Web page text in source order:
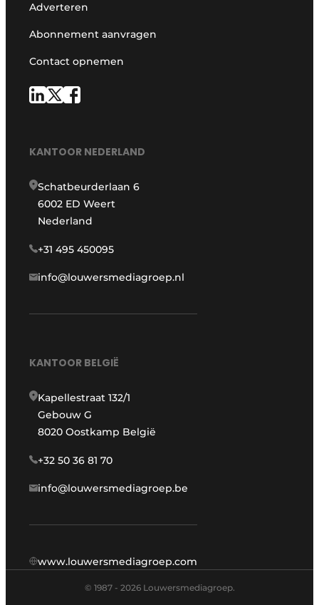
Adverteren
Abonnement aanvragen
Contact opnemen
KANTOOR NEDERLAND
Schatbeurderlaan 6
6002 ED Weert
Nederland
+31 495 450095
info@louwersmediagroep.nl
KANTOOR BELGIË
Kapellestraat 132/1
Gebouw G
8020 Oostkamp België
+32 50 36 81 70
info@louwersmediagroep.be
www.louwersmediagroep.com
© 1987 - 2026 Louwersmediagroep.